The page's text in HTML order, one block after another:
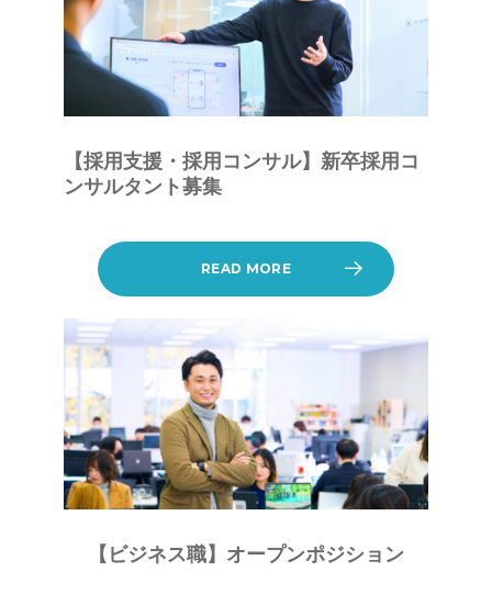
【採用支援・採用コンサル】新卒採用コ
ンサルタント募集
READ MORE
【ビジネス職】オープンポジション